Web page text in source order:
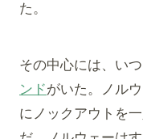
た。
その中心には、い
ンドがいた。ノル
にノックアウトを